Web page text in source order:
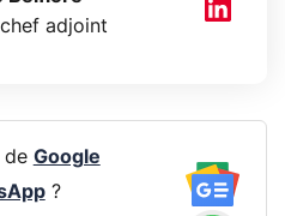
adjoint
de Google
?